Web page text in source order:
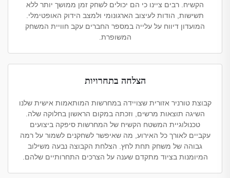
הקשיח. רבים ציינו כי הם יכולים לשחק זמן ממושך יותר ללא
תשישות, הודות לעיצוב הארגונומי ולמצב הידוק האופטימלי.
המועדון דיווח על עלייה במספר החברים עקב חוויית המשחק
המשופרת.
הצלחה בתחרויות
קבוצת טורניר אזורית שצויידה במחרשות המותאמות אישית שלנו
השיגה תוצאות מרשים, וזכתה במקום הראשון בחלוקה שלה.
טכנולוגיית המשטח הקשיח של המחרשות סיפקה ביצועים
עקביים לאורך כל האירוע, מה שאיפשר לשחקנים לשמור על רמה
גבוהה של משחק תחת לחץ. הצלחת הקבוצה נבעה משילוב
המיומנות בציוד מתקדם שענה על הצרכים התחרותיים שלהם.